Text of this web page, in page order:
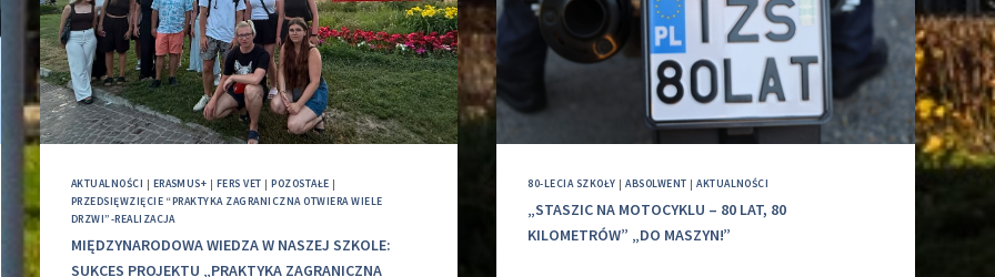
AKTUALNOŚCI | ERASMUS+ | FERS VET |POZOSTAŁE |
PRZEDSIĘWZIĘCIE “PRAKTYKA ZAGRANICZNA OTWIERA WIELE
DRZWI”-REALIZACJA
MIĘDZYNARODOWA WIEDZA W NASZEJ SZKOLE:
SUKCES PROJEKTU „PRAKTYKA ZAGRANICZNA
80-LECIA SZKOŁY |ABSOLWENT |AKTUALNOŚCI
„STASZIC NA MOTOCYKLU – 80 LAT, 80
KILOMETRÓW” „DO MASZYN!”